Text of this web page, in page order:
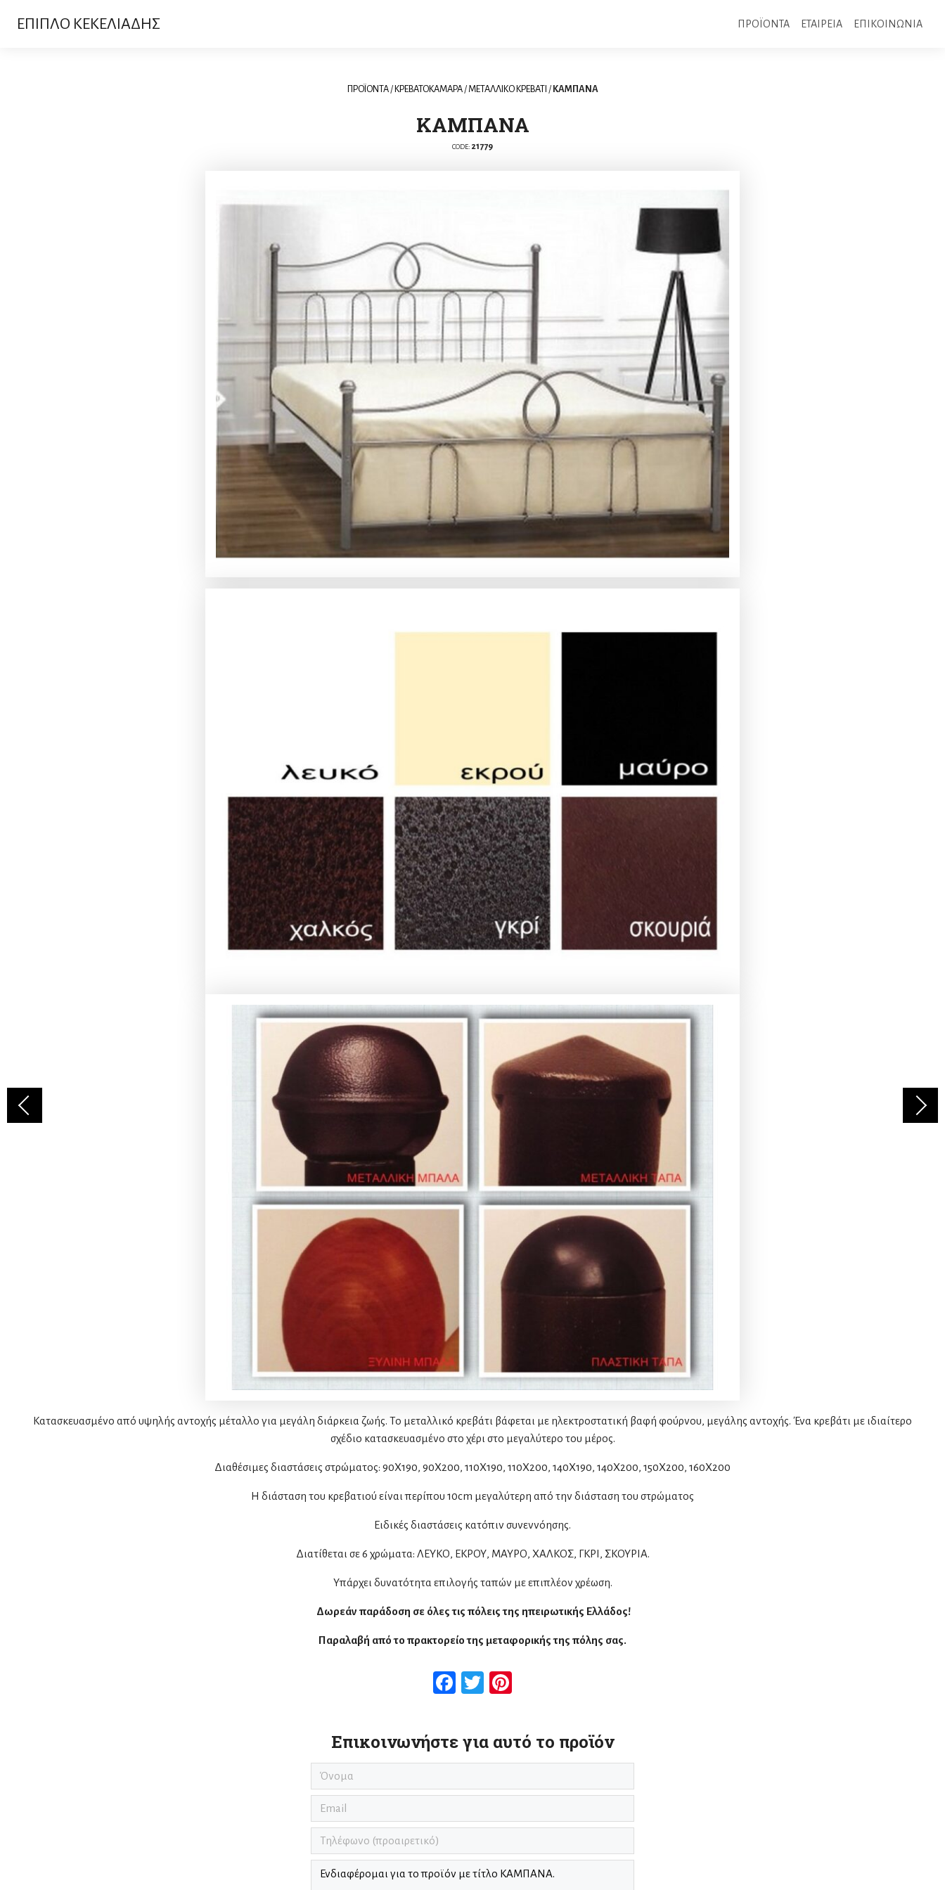
ΕΠΙΠΛΟ ΚΕΚΕΛΙΑΔΗΣ ΠΡΟΪΟΝΤΑ ΕΤΑΙΡΕΙΑ ΕΠΙΚΟΙΝΩΝΙΑ
ΠΡΟΪΟΝΤΑ/ ΚΡΕΒΑΤΟΚΑΜΑΡΑ/ΜΕΤΑΛΛΙΚΟ ΚΡΕΒΑΤΙ / ΚΑΜΠΑΝΑ
ΚΑΜΠΑΝΑ
CODE: 21779
Κατασκευασμένο από υψηλής αντοχής μέταλλο για μεγάλη διάρκεια ζωής. Το μεταλλικό κρεβάτι βάφεται με ηλεκτροστατική βαφή φούρνου, μεγάλης αντοχής. Ένα κρεβάτι με ιδιαίτερο
σχέδιο κατασκευασμένο στο χέρι στο μεγαλύτερο του μέρος.
Διαθέσιμες διαστάσεις στρώματος: 90Χ190, 90X200, 110Χ190, 110X200, 140Χ190, 140X200, 150Χ200, 160Χ200
Η διάσταση του κρεβατιού είναι περίπου 10cm μεγαλύτερη από την διάσταση του στρώματος
Ειδικές διαστάσεις κατόπιν συνεννόησης.
Διατίθεται σε 6 χρώματα: ΛΕΥΚΟ, ΕΚΡΟΥ, ΜΑΥΡΟ, ΧΑΛΚΟΣ, ΓΚΡΙ, ΣΚΟΥΡΙΑ.
Υπάρχει δυνατότητα επιλογής ταπών με επιπλέον χρέωση.
Δωρεάν παράδοση σε όλες τις πόλεις της ηπειρωτικής Ελλάδος!
Παραλαβή από το πρακτορείο της μεταφορικής της πόλης σας.
Facebook
Twitter
Επικοινωνήστε για αυτό το προϊόν